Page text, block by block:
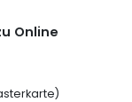
Online